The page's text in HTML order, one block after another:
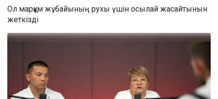
Ол марқұм жұбайының рухы үшін осылай жасайтынын
жеткізді